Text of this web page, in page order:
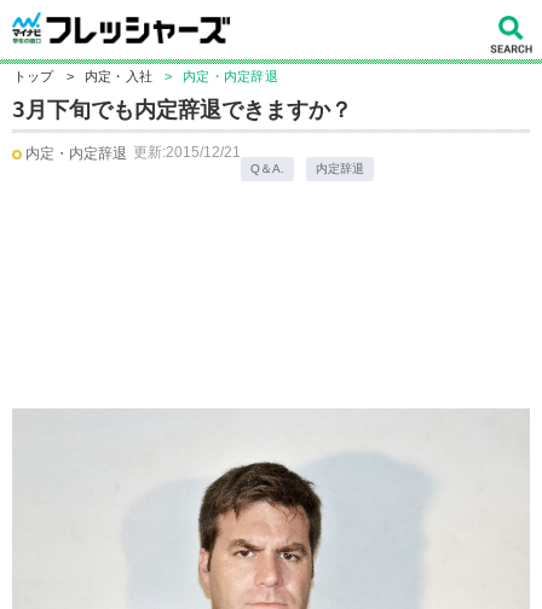
トップ > 内定・入社 > 内定・内定辞退
3月下旬でも内定辞退できますか？
内定・内定辞退 更新:2015/12/21
Q＆A. 内定辞退